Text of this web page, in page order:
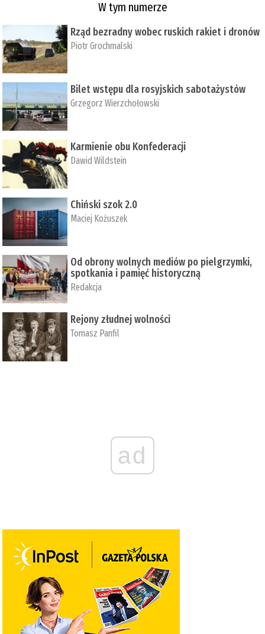
W tym numerze
Rząd bezradny wobec ruskich rakiet i dronów
Piotr Grochmalski
Bilet wstępu dla rosyjskich sabotażystów
Grzegorz Wierzchołowski
Karmienie obu Konfederacji
Dawid Wildstein
Chiński szok 2.0
Maciej Kożuszek
Od obrony wolnych mediów po pielgrzymki,
spotkania i pamięć historyczną
Redakcja
Rejony złudnej wolności
Tomasz Panfil
ad